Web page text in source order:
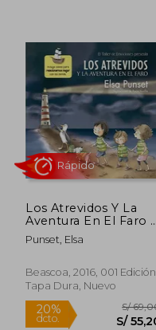
Los Atrevidos Y La
Aventura En El Faro /
The Daring and the
Adventure Inthe Ligh
Punset, Elsa
Beascoa, 2016, 001 Edición,
Tapa Dura, Nuevo